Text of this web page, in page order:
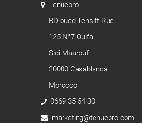
Tenuepro
BD oued Tensift Rue
125 N°7 Oulfa
Sidi Maarouf
20000 Casablanca
Morocco
0669 35 54 30
marketing@tenuepro.com